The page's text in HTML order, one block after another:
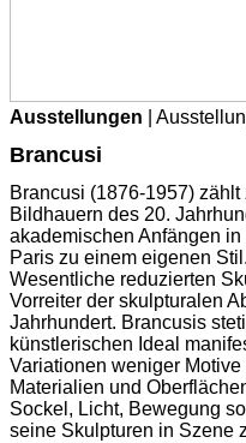
Ausstellungen |
Brancusi
Brancusi (1876-1957)
Bildhauern des 20.
akademischen Anfängen
Paris zu einem eigenen
Wesentliche reduzierten
Vorreiter der skulpturalen
Jahrhundert. Brancusis
künstlerischen Ideal
Variationen weniger
Materialien und
Sockel, Licht, Bewegung
seine Skulpturen in Szene